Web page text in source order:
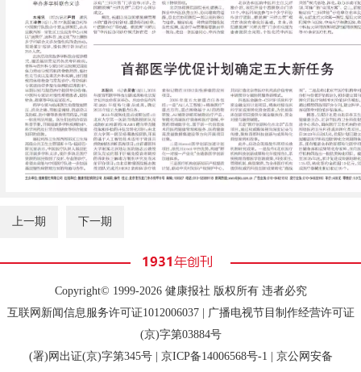
上一期 下一期
Copyright© 1999-2026 健康报社 版权所有 违者必究
互联网新闻信息服务许可证1012006037 | 广播电视节目制作经营许可证
(京)字第03884号
(署)网出证(京)字第345号 | 京ICP备14006568号-1
| 京公网安备